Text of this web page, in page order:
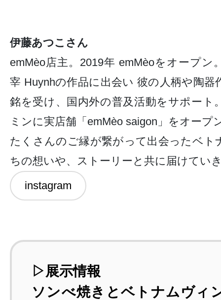
伊藤あつこさん
emMèo店主。2019年 emMèoをオープン
宰 Huynhの作品に出会い 彼の人柄や陶器
銘を受け、国内外の普及活動をサポート
ミンに実店舗「emMèo saigon」をオープ
たくさんのご縁が繋がって出会ったベト
ちの想いや、ストーリーと共に届けてい
instagram
▷展示情報
ソンべ焼きとベトナムヴィ